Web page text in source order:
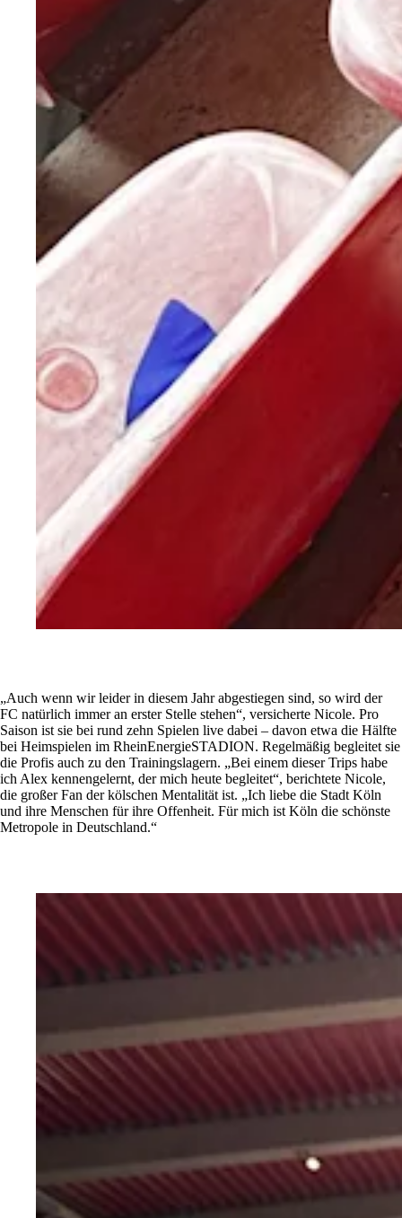
„Auch wenn wir leider in diesem Jahr abgestiegen sind, so wird der
FC natürlich immer an erster Stelle stehen“, versicherte Nicole. Pro
Saison ist sie bei rund zehn Spielen live dabei – davon etwa die Hälfte
bei Heimspielen im RheinEnergieSTADION. Regelmäßig begleitet sie
die Profis auch zu den Trainingslagern. „Bei einem dieser Trips habe
ich Alex kennengelernt, der mich heute begleitet“, berichtete Nicole,
die großer Fan der kölschen Mentalität ist. „Ich liebe die Stadt Köln
und ihre Menschen für ihre Offenheit. Für mich ist Köln die schönste
Metropole in Deutschland.“